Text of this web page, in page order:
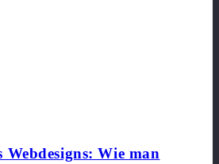
Webdesigns: Wie man